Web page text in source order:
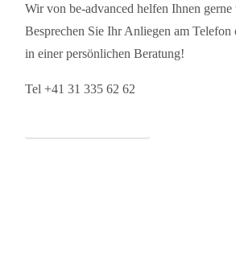
Wir von be-advanced helfen Ihnen gerne
Besprechen Sie Ihr Anliegen am Telefon
in einer persönlichen Beratung!
Tel +41 31 335 62 62